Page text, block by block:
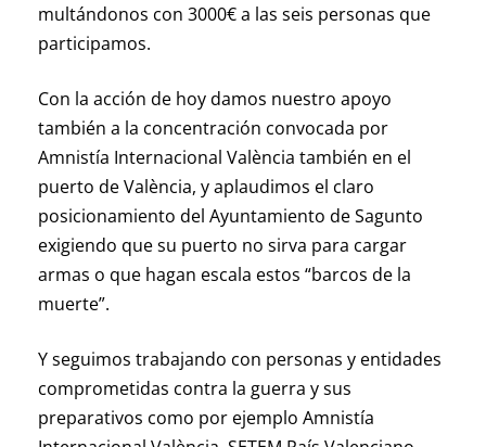
multándonos con 3000€ a las seis personas que
participamos.
Con la acción de hoy damos nuestro apoyo
también a la concentración convocada por
Amnistía Internacional València también en el
puerto de València, y aplaudimos el claro
posicionamiento del Ayuntamiento de Sagunto
exigiendo que su puerto no sirva para cargar
armas o que hagan escala estos “barcos de la
muerte”.
Y seguimos trabajando con personas y entidades
comprometidas contra la guerra y sus
preparativos como por ejemplo Amnistía